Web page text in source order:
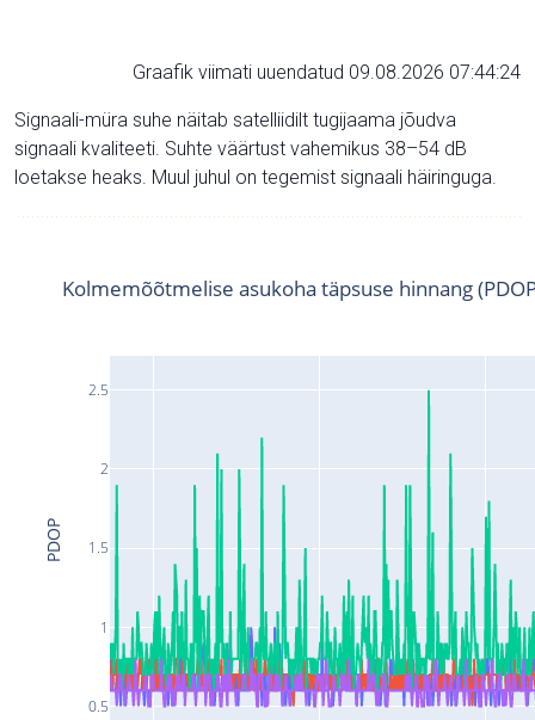
Graafik viimati uuendatud 09.08.2026 07:44:24
Signaali-müra suhe näitab satelliidilt tugijaama jõudva
signaali kvaliteeti. Suhte väärtust vahemikus 38–54 dB
loetakse heaks. Muul juhul on tegemist signaali häiringuga.
0.5
1
1.5
2
2.5
Kolmemõõtmelise asukoha täpsuse hinnang
PDOP